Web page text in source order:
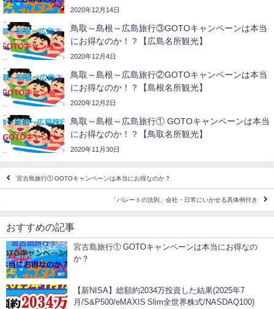
2020年12月14日
鳥取～島根～広島旅行③GOTOキャンペーンは本当
にお得なのか！？【広島名所観光】
2020年12月4日
鳥取～島根～広島旅行②GOTOキャンペーンは本当
にお得なのか！？【島根名所観光】
2020年12月2日
鳥取～島根～広島旅行① GOTOキャンペーンは本当
にお得なのか！？【鳥取名所観光】
2020年11月30日
宮古島旅行① GOTOキャンペーンは本当にお得なのか？
「パレートの法則」会社・日常にいかせる具体例付き
おすすめの記事
旅行
宮古島旅行① GOTOキャンペーンは本当にお得なの
か？
【新NISA】総額約2034万投資した結果(2025年7
月/S&P500/eMAXIS Slim全世界株式/NASDAQ100)